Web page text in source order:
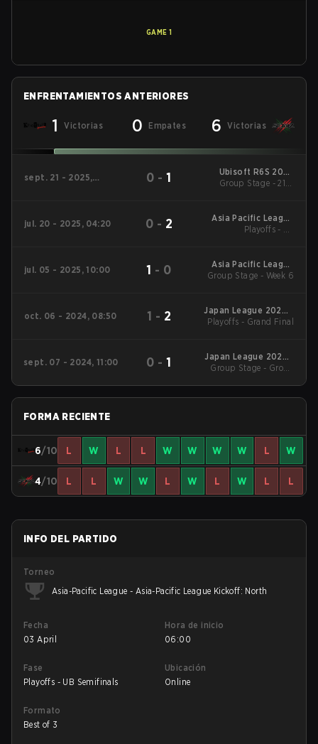
GAME 1
ENFRENTAMIENTOS ANTERIORES
1 Victorias 0 Empates 6 Victorias
sept. 21 - 2025,
0 -1
Ubisoft R6S 2025
APAC North
Group Stage - 21th
jul. 20 - 2025, 04:20 0 - 2
Asia Pacific League
2025 - Stage 1:APAC
Playoffs - LB
jul. 05 - 2025, 10:00 1 - 0
Asia Pacific League
2025 - Stage 1:APAC
Group Stage - Week 6
oct. 06 - 2024, 08:50 1 - 2
Japan League 2024 -
Stage 2
Playoffs - Grand Final
sept. 07 - 2024, 11:00 0 -1
Japan League 2024 -
Stage 2
Group Stage - Group
FORMA RECIENTE
6/10 L W L L W W W W L W
4/10 L L W W L W L W L L
INFO DEL PARTIDO
Torneo
Asia-Pacific League - Asia-Pacific League Kickoff: North
Fecha
03 April
Hora de inicio
06:00
Fase
Playoffs - UB Semifinals
Ubicación
Online
Formato
Best of 3